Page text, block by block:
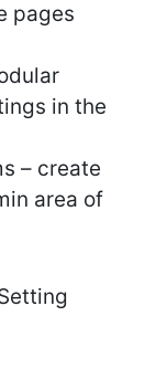
pages
in the
– create
area of